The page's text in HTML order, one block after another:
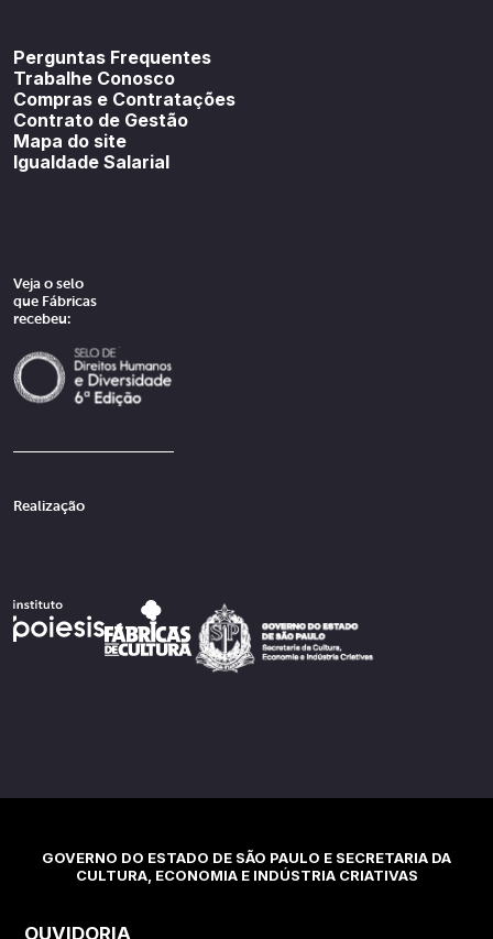
Perguntas Frequentes
Trabalhe Conosco
Compras e Contratações
Contrato de Gestão
Mapa do site
Igualdade Salarial
Veja o selo
que Fábricas
recebeu:
Realização
GOVERNO DO ESTADO DE SÃO PAULO E SECRETARIA DA
CULTURA, ECONOMIA E INDÚSTRIA CRIATIVAS
OUVIDORIA